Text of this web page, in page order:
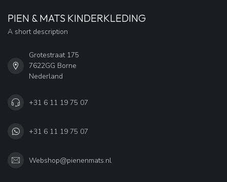
PIEN & MATS KINDERKLEDING
A short description
Grotestraat 175
7622GG Borne
Nederland
+31 6 11 19 75 07
+31 6 11 19 75 07
Webshop@pienenmats.nl